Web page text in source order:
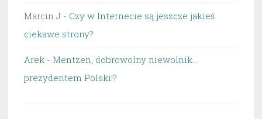
Marcin J - Czy w Internecie są jeszcze jakieś
ciekawe strony?
Arek - Mentzen, dobrowolny niewolnik…
prezydentem Polski!?